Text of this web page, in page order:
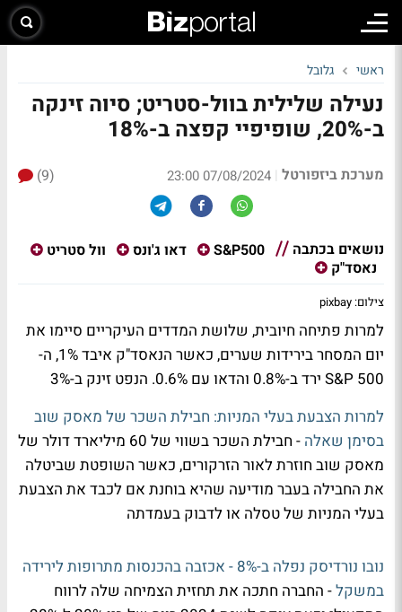
ראשי גלובל
נעילה שלילית בוול-סטריט; סיוה זינקה
ב-20%, שופיפיי קפצה ב-18%
מערכת ביזפורטל |
07/08/2024 23:00
(9)
נושאים בכתבה S&P500 דאו ג'ונס
וול סטריט
נאסד"ק
צילום: pixbay
למרות פתיחה חיובית, שלושת המדדים העיקריים סיימו את
יום המסחר בירידות שערים, כאשר הנאסד"ק איבד 1%, ה-
S&P 500 ירד ב-0.8% והדאו עם 0.6%. הנפט זינק ב-3%
למרות הצבעת בעלי המניות: חבילת השכר של מאסק שוב
בסימן שאלה
- חבילת השכר בשווי של 60 מיליארד דולר של
מאסק שוב חוזרת לאור הזרקורים, כאשר השופטת שביטלה
את החבילה בעבר מודיעה שהיא בוחנת אם לכבד את הצבעת
בעלי המניות של טסלה או לדבוק בעמדתה
נובו נורדיסק נפלה ב-8% - אכזבה בהכנסות מתרופות לירידה
במשקל- החברה חתכה את תחזית הצמיחה שלה לרווח